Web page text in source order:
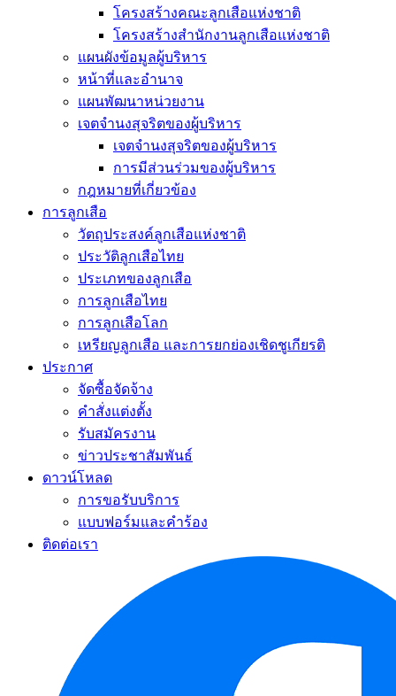
โครงสร้างคณะลูกเสือแห่งชาติ
โครงสร้างสำนักงานลูกเสือแห่งชาติ
แผนผังข้อมูลผู้บริหาร
หน้าที่และอำนาจ
แผนพัฒนาหน่วยงาน
เจตจำนงสุจริตของผู้บริหาร
เจตจำนงสุจริตของผู้บริหาร
การมีส่วนร่วมของผู้บริหาร
กฎหมายที่เกี่ยวข้อง
การลูกเสือ
วัตถุประสงค์ลูกเสือแห่งชาติ
ประวัติลูกเสือไทย
ประเภทของลูกเสือ
การลูกเสือไทย
การลูกเสือโลก
เหรียญลูกเสือ และการยกย่องเชิดชูเกียรติ
ประกาศ
จัดซื้อจัดจ้าง
คำสั่งแต่งตั้ง
รับสมัครงาน
ข่าวประชาสัมพันธ์
ดาวน์โหลด
การขอรับบริการ
แบบฟอร์มและคำร้อง
ติดต่อเรา